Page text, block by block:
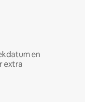
en
extra